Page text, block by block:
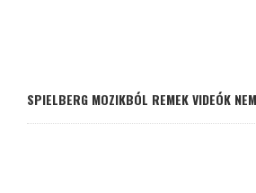
SPIELBERG MOZIKBÓL REMEK VIDEÓK